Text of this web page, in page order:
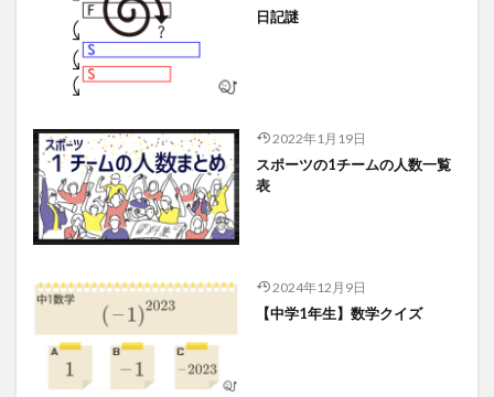
日記謎
2022年1月19日
スポーツの1チームの人数一覧
表
2024年12月9日
【中学1年生】数学クイズ